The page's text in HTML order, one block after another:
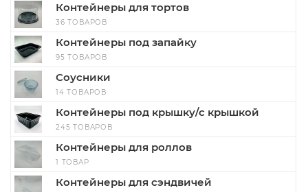
Контейнеры для тортов
36 ТОВАРОВ
Контейнеры под запайку
95 ТОВАРОВ
Соусники
14 ТОВАРОВ
Контейнеры под крышку/с крышкой
245 ТОВАРОВ
Контейнеры для роллов
1 ТОВАР
Контейнеры для сэндвичей